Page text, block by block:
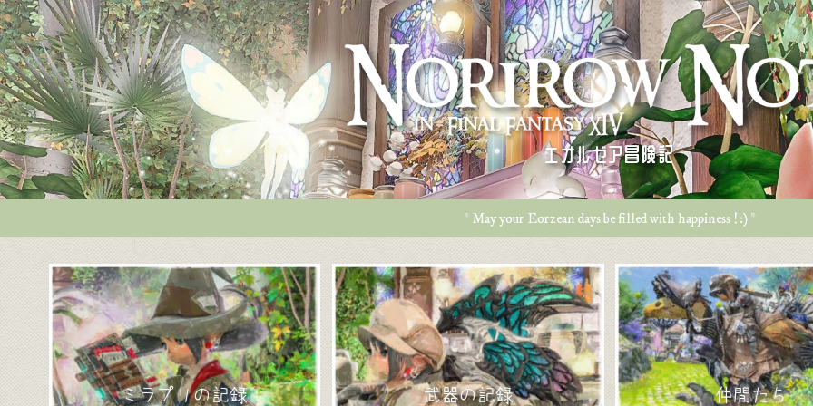
エオルゼア冒険記
* May your Eorzean days be filled with happiness ! :) *
ミラプリの記録 武器の記録 仲間たち